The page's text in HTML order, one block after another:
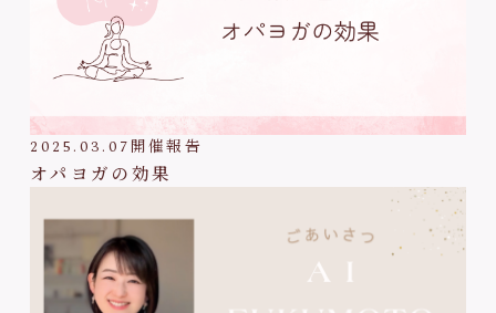
2025.03.07 開催報告
オパヨガの効果